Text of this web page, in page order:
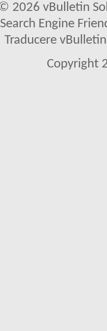
2026 vBulletin
Search Engine
Traducere
Copyright